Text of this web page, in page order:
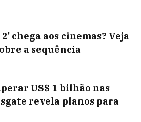
chega aos cinemas? Veja
a sequência
US$ 1 bilhão nas
revela planos para